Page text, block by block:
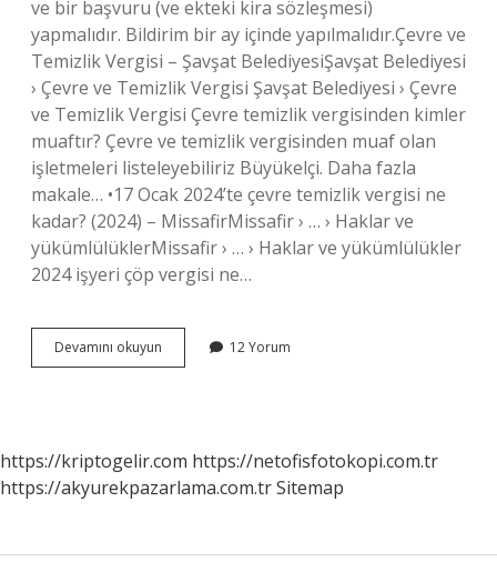
ve bir başvuru (ve ekteki kira sözleşmesi)
yapmalıdır. Bildirim bir ay içinde yapılmalıdır.Çevre ve
Temizlik Vergisi – Şavşat BelediyesiŞavşat Belediyesi
› Çevre ve Temizlik Vergisi Şavşat Belediyesi › Çevre
ve Temizlik Vergisi Çevre temizlik vergisinden kimler
muaftır? Çevre ve temizlik vergisinden muaf olan
işletmeleri listeleyebiliriz Büyükelçi. Daha fazla
makale… •17 Ocak 2024’te çevre temizlik vergisi ne
kadar? (2024) – MissafirMissafir › … › Haklar ve
yükümlülüklerMissafir › … › Haklar ve yükümlülükler
2024 işyeri çöp vergisi ne…
Devamını okuyun İŞyerleri
Çevre
12 Yorum
https://kriptogelir.com https://netofisfotokopi.com.tr
https://akyurekpazarlama.com.trSitemap